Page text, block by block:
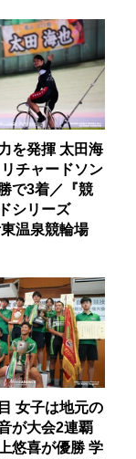
を発揮 太田海
チャードソン
で3着／『競
シリーズ
温泉競輪場
女子は地元の
が大会2連覇
悠喜が優勝 学